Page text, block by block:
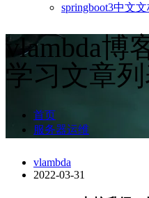
springboot3中文文
vlambda博
学习文章
首页
服务器运维
vlambda
2022-03-31